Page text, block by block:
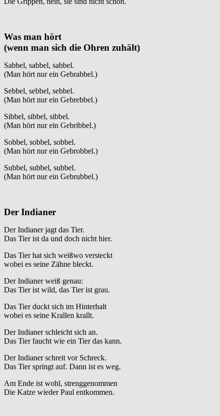
Was man hört
(wenn man sich die Ohren zuhält)
Sabbel, sabbel, sabbel.
(Man hört nur ein Gebrabbel.)
Sebbel, sebbel, sebbel.
(Man hört nur ein Gebrebbel.)
Sibbel, sibbel, sibbel.
(Man hört nur ein Gebribbel.)
Sobbel, sobbel, sobbel.
(Man hört nur ein Gebrobbel.)
Subbel, subbel, subbel.
(Man hört nur ein Gebrubbel.)
Der Indianer
Der Indianer jagt das Tier.
Das Tier ist da und doch nicht hier.
Das Tier hat sich weißwo versteckt
wobei es seine Zähne bleckt.
Der Indianer weiß genau:
Das Tier ist wild, das Tier ist grau.
Das Tier duckt sich im Hinterhalt
wobei es seine Krallen krallt.
Der Indianer schleicht sich an.
Das Tier faucht wie ein Tier das kann.
Der Indianer schreit vor Schreck.
Das Tier springt auf. Dann ist es weg.
Am Ende ist wohl, strenggenommen
Die Katze wieder Paul entkommen.